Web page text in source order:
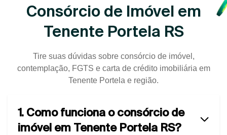
Consórcio de Imóvel em
Tenente Portela RS
Tire suas dúvidas sobre consórcio de imóvel,
contemplação, FGTS e carta de crédito imobiliária em
Tenente Portela e região.
1. Como funciona o consórcio de
imóvel em Tenente Portela RS?